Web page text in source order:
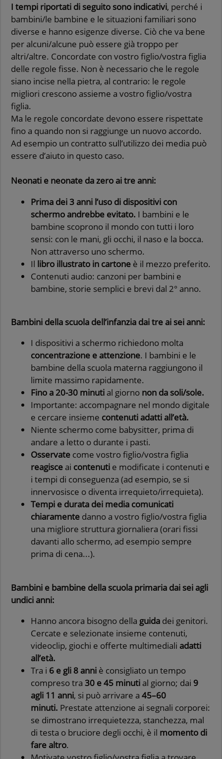
I tempi riportati di seguito sono indicativi, perché i
bambini/le bambine e le situazioni familiari sono
diverse e hanno esigenze diverse. Ciò che va bene
per alcuni/alcune può essere già troppo per
altri/altre. Concordate con vostro figlio/vostra figlia
delle regole fisse. Non è necessario che le regole
siano incise nella pietra, al contrario: le regole
migliori crescono assieme a vostro figlio/vostra
figlia.
Ma le regole concordate devono essere rispettate
fino a quando non si raggiunge un nuovo accordo.
Ad esempio un contratto sull’utilizzo dei media può
essere d’aiuto in questo caso.
Neonati e neonate da zero ai tre anni:
Prima dei 3 anni l’uso di dispositivi con
schermo andrebbe evitato. I bambini e le
bambine scoprono il mondo con tutti i loro
sensi: con le mani, gli occhi, il naso e la bocca.
Non attraverso uno schermo.
Il libro illustrato in cartone è il mezzo preferito.
Contenuti audio: canzoni per bambini e
bambine, storie semplici e brevi dal 2° anno.
Bambini della scuola dell’infanzia dai tre ai sei anni:
I dispositivi a schermo richiedono molta
concentrazione e attenzione. I bambini e le
bambine della scuola materna raggiungono il
limite massimo rapidamente.
Fino a 20-30 minuti al giorno non da soli/sole.
Importante: accompagnare nel mondo digitale
e cercare insieme contenuti adatti all’età.
Niente schermo come babysitter, prima di
andare a letto o durante i pasti.
Osservate come vostro figlio/vostra figlia
reagisce ai contenuti e modificate i contenuti e
i tempi di conseguenza (ad esempio, se si
innervosisce o diventa irrequieto/irrequieta).
Tempi e durata dei media comunicati
chiaramente danno a vostro figlio/vostra figlia
una migliore struttura giornaliera (orari fissi
davanti allo schermo, ad esempio sempre
prima di cena...).
Bambini e bambine della scuola primaria dai sei agli
undici anni:
Hanno ancora bisogno della guida dei genitori.
Cercate e selezionate insieme contenuti,
videoclip, giochi e offerte multimediali adatti
all’età.
Tra i 6 e gli 8 anni è consigliato un tempo
compreso tra 30 e 45 minuti al giorno; dai 9
agli 11 anni, si può arrivare a 45–60
minuti. Prestate attenzione ai segnali corporei:
se dimostrano irrequietezza, stanchezza, mal
di testa o bruciore degli occhi, è il momento di
fare altro.